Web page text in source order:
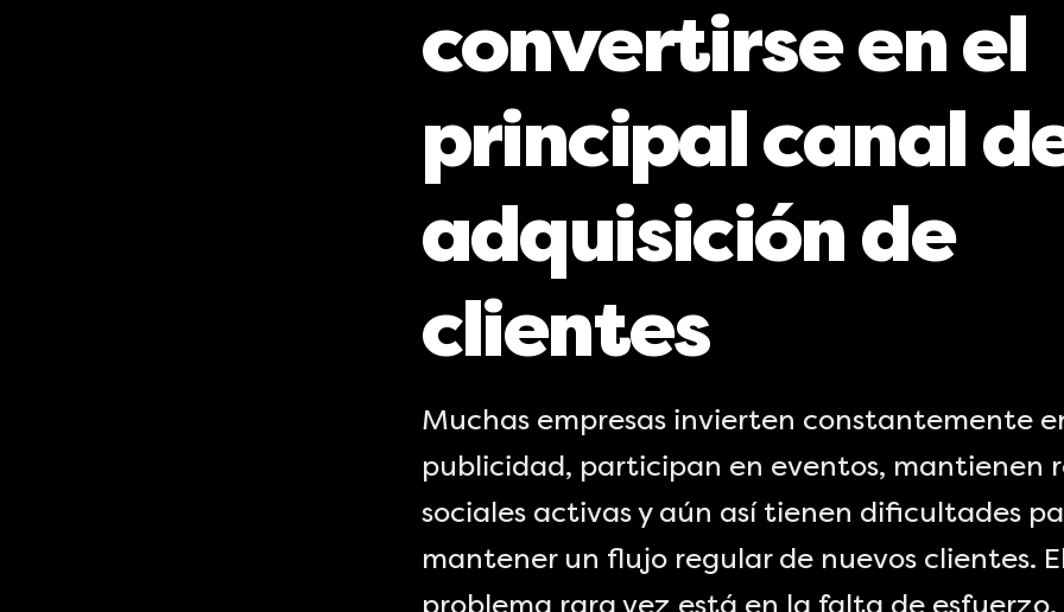
convertirse en el
principal canal
adquisición de
clientes
Muchas empresas invierten constantemente
publicidad, participan en eventos, mantienen
sociales activas y aún así tienen dificultades
mantener un flujo regular de nuevos clientes.
problema rara vez está en la falta de esfuerzo.